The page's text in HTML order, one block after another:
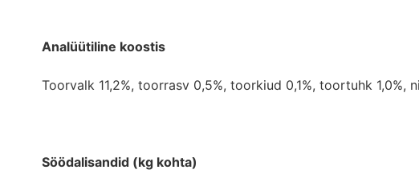
Analüütiline koostis
Toorvalk 11,2%, toorrasv 0,5%, toorkiud 0,1%, toortuhk 1,0%,
Söödalisandid (kg kohta)